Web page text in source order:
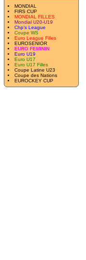
MONDIAL
FIRS CUP
MONDIAL FILLES
Mondial U20-U19
Chp's League
Coupe WS
Euro League Filles
EUROSENIOR
EURO FEMININ
Euro U19
Euro U17
Euro U17 Filles
Coupe Latine U23
Coupe des Nations
EUROCKEY CUP